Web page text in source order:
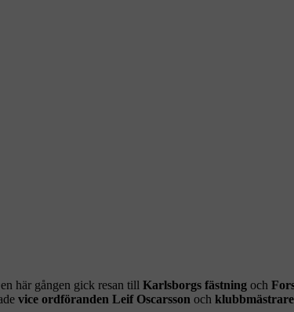
här gången gick resan till Karlsborgs fästning och
vice ordföranden Leif Oscarsson och